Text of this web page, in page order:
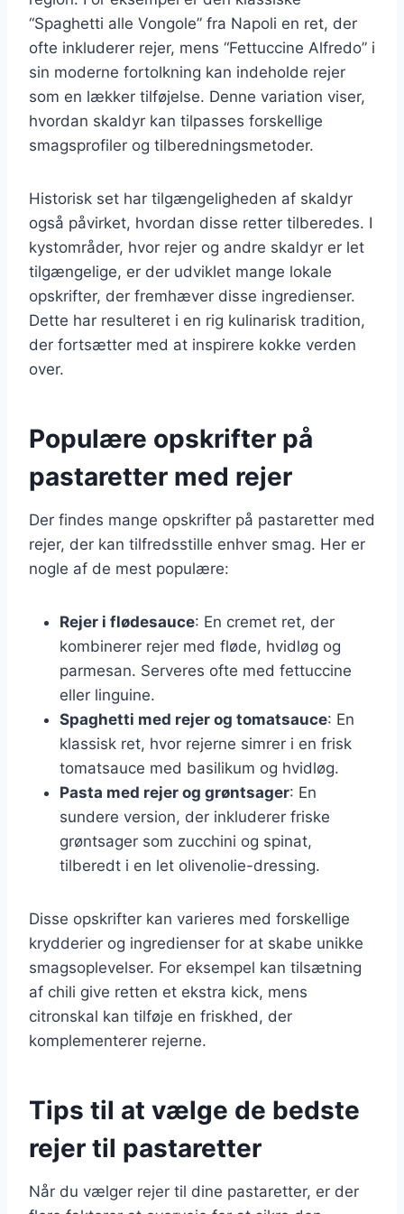
“Spaghetti alle Vongole” fra Napoli en ret, der
ofte inkluderer rejer, mens “Fettuccine Alfredo” i
sin moderne fortolkning kan indeholde rejer
som en lækker tilføjelse. Denne variation viser,
hvordan skaldyr kan tilpasses forskellige
smagsprofiler og tilberedningsmetoder.
Historisk set har tilgængeligheden af skaldyr
også påvirket, hvordan disse retter tilberedes. I
kystområder, hvor rejer og andre skaldyr er let
tilgængelige, er der udviklet mange lokale
opskrifter, der fremhæver disse ingredienser.
Dette har resulteret i en rig kulinarisk tradition,
der fortsætter med at inspirere kokke verden
over.
Populære opskrifter på
pastaretter med rejer
Der findes mange opskrifter på pastaretter med
rejer, der kan tilfredsstille enhver smag. Her er
nogle af de mest populære:
Rejer i flødesauce: En cremet ret, der
kombinerer rejer med fløde, hvidløg og
parmesan. Serveres ofte med fettuccine
eller linguine.
Spaghetti med rejer og tomatsauce: En
klassisk ret, hvor rejerne simrer i en frisk
tomatsauce med basilikum og hvidløg.
Pasta med rejer og grøntsager: En
sundere version, der inkluderer friske
grøntsager som zucchini og spinat,
tilberedt i en let olivenolie-dressing.
Disse opskrifter kan varieres med forskellige
krydderier og ingredienser for at skabe unikke
smagsoplevelser. For eksempel kan tilsætning
af chili give retten et ekstra kick, mens
citronskal kan tilføje en friskhed, der
komplementerer rejerne.
Tips til at vælge de bedste
rejer til pastaretter
Når du vælger rejer til dine pastaretter, er der